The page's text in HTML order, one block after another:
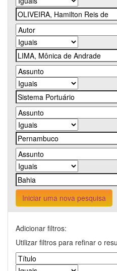
Iniciar uma nova pesquisa
Adicionar filtros:
Utilizar filtros para refinar o